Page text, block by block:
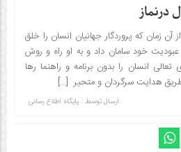
درنماز
که پروردگار جهانیان انسان را خلق
عبودیت خود سامان داد و به او راه و روش
انسان را بدون برنامه و راهنما رها
طریق هدایت سرگردان و متحیر […]
ارسال توسط : پایگاه اطلاع رسانی